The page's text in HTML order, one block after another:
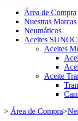
Área de Compra
Nuestras Marcas
Neumáticos
Aceites
Aceites
Aceite
> Área de Compra>